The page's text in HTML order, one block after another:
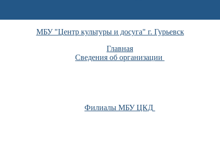
МБУ "Центр культуры и досуга" г. Гурьевск
Главная
Сведения об организации
Филиалы МБУ ЦКД